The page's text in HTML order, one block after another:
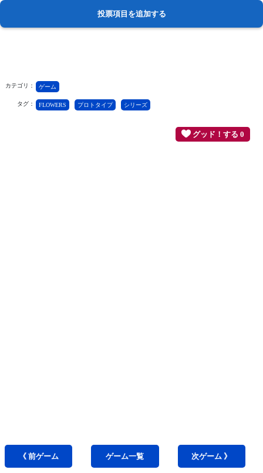
カテゴリ： ゲーム
タグ： FLOWERS プロトタイプ シリーズ
グッド！する 0
《 前ゲーム ゲーム一覧 次ゲーム 》